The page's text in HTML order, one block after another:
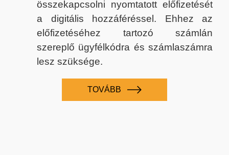
összekapcsolni nyomtatott előfizetését
a digitális hozzáféréssel. Ehhez az
előfizetéséhez tartozó számlán
szereplő ügyfélkódra és számlaszámra
lesz szüksége.
TOVÁBB